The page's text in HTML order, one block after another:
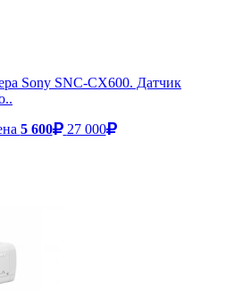
Sony SNC-CX600. Датчик
5 600 27 000